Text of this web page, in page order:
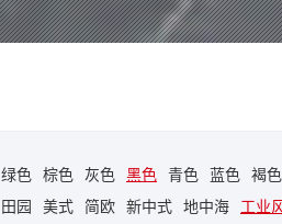
绿色 棕色 灰色 黑色 青色 蓝色
褐色
田园 美式 简欧 新中式 地中海
工业